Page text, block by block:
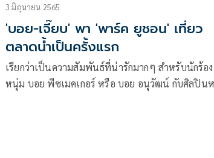
3 มิถุนายน 2565
'บอย-เจี๊ยบ' พา 'พาร์ค ยูชอน' เที่ยว
ตลาดน้ำเป็นครั้งแรก
เรียกว่าเป็นความสัมพันธ์ที่น่ารักมากๆ สำหรับนักร้อง
หนุ่ม บอย พีซเมคเกอร์ หรือ บอย อนุวัฒน์ กับศิลปิน